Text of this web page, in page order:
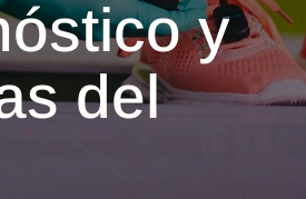
y
del